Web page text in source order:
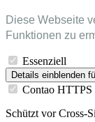
Diese Webseite
Funktionen zu
Essenziell
Details einblenden
Contao HTTPS
Schützt vor Cross-